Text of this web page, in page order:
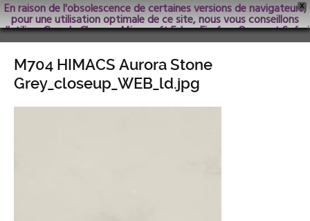
X
En raison de l'obsolescence de certaines versions de navigateurs,
pour une utilisation optimale de ce site, nous vous conseillons
d'utiliser Google Chrome; Microsoft Edge, Firefox, Opera et Safari
dans les versions les plus récentes.
M704 HIMACS Aurora Stone
Grey_closeup_WEB_ld.jpg